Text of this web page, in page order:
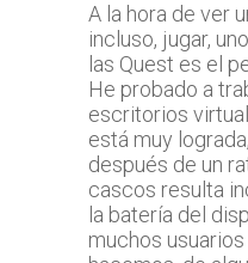
A la hora de ver
incluso, jugar,
las Quest es el
He probado a
escritorios
está muy
después de un
cascos resulta
la batería del
muchos